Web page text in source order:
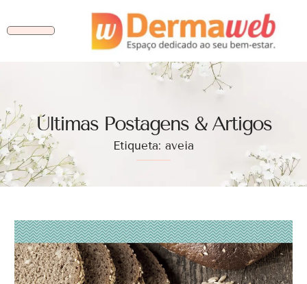
Ùltimas Postagens & Artigos
Etiqueta: aveia